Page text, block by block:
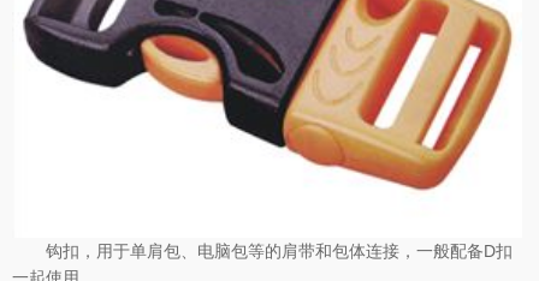
钩扣，用于单肩包、电脑包等的肩带和包体连接，一般配备D扣